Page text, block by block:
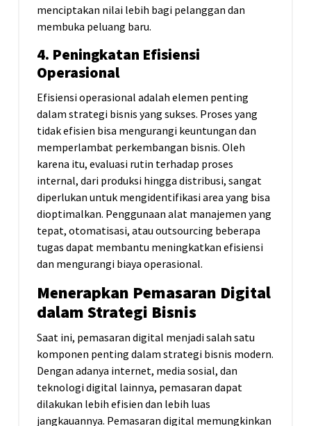
menciptakan nilai lebih bagi pelanggan dan
membuka peluang baru.
4. Peningkatan Efisiensi
Operasional
Efisiensi operasional adalah elemen penting
dalam strategi bisnis yang sukses. Proses yang
tidak efisien bisa mengurangi keuntungan dan
memperlambat perkembangan bisnis. Oleh
karena itu, evaluasi rutin terhadap proses
internal, dari produksi hingga distribusi, sangat
diperlukan untuk mengidentifikasi area yang bisa
dioptimalkan. Penggunaan alat manajemen yang
tepat, otomatisasi, atau outsourcing beberapa
tugas dapat membantu meningkatkan efisiensi
dan mengurangi biaya operasional.
Menerapkan Pemasaran Digital
dalam Strategi Bisnis
Saat ini, pemasaran digital menjadi salah satu
komponen penting dalam strategi bisnis modern.
Dengan adanya internet, media sosial, dan
teknologi digital lainnya, pemasaran dapat
dilakukan lebih efisien dan lebih luas
jangkauannya. Pemasaran digital memungkinkan